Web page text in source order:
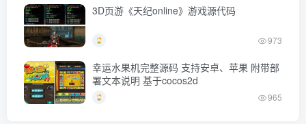
3D页游《天纪online》游戏源代码
973
幸运水果机完整源码 支持安卓、苹果 附带部
署文本说明 基于cocos2d
965